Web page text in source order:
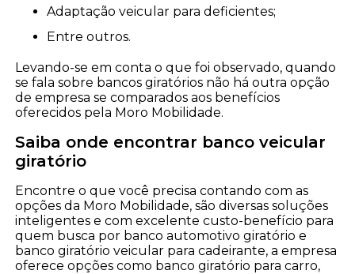
adaptação veicular para deficientes;
entre outros.
Levando-se em conta o que foi observado, quando
se fala sobre bancos giratórios não há outra opção
de empresa se comparados aos benefícios
oferecidos pela Moro Mobilidade.
Saiba onde encontrar banco veicular
giratório
Encontre o que você precisa contando com as
opções da Moro Mobilidade, são diversas soluções
inteligentes e com excelente custo-benefício para
quem busca por banco automotivo giratório e
banco giratório veicular para cadeirante, a empresa
oferece opções como banco giratório para carro,